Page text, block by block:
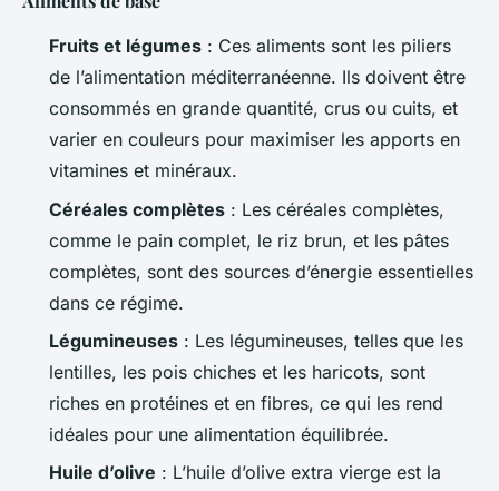
Fruits et légumes : Ces aliments sont les piliers
de l’alimentation méditerranéenne. Ils doivent être
consommés en grande quantité, crus ou cuits, et
varier en couleurs pour maximiser les apports en
vitamines et minéraux.
Céréales complètes : Les céréales complètes,
comme le pain complet, le riz brun, et les pâtes
complètes, sont des sources d’énergie essentielles
dans ce régime.
Légumineuses : Les légumineuses, telles que les
lentilles, les pois chiches et les haricots, sont
riches en protéines et en fibres, ce qui les rend
idéales pour une alimentation équilibrée.
Huile d’olive : L’huile d’olive extra vierge est la